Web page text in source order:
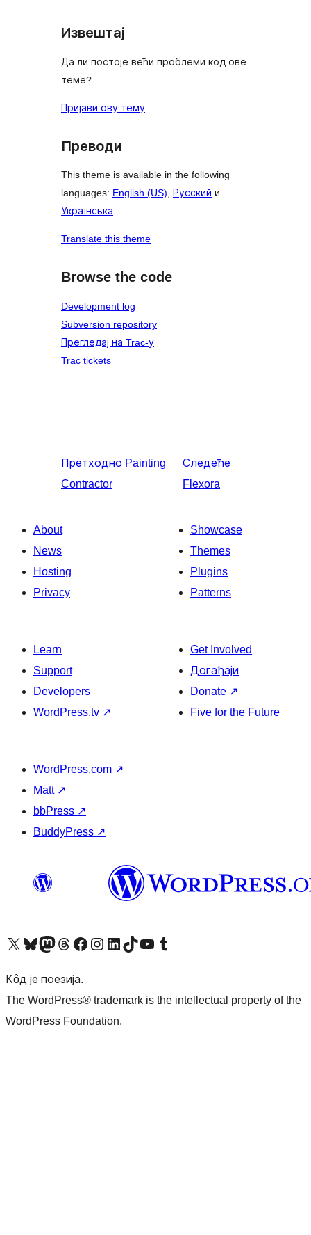
Извештај
Да ли постоје већи проблеми код ове
теме?
Пријави ову тему
Преводи
This theme is available in the following
languages: English (US), Русский и
Українська.
Translate this theme
Browse the code
Development log
Subversion repository
Прегледај на Trac-у
Trac tickets
Претходно Painting
Contractor
Следеће
Flexora
About
News
Hosting
Privacy
Showcase
Themes
Plugins
Patterns
Learn
Support
Developers
WordPress.tv ↗
Get Involved
Догађаји
Donate ↗
Five for the Future
WordPress.com ↗
Matt ↗
bbPress ↗
BuddyPress ↗
Visit our X (formerly Twitter) account
Посетите наш Bluesky налог
Visit our Mastodon account
Посетите наш налог на Threads-у Visit our Facebook pageПосетите наш Инстаграм налог
Visit our LinkedIn account
Посетите наш TikTok налог
Visit our YouTube channel
Посетите наш Tumblr налог
Кôд је поезија.
The WordPress® trademark is the intellectual property of the
WordPress Foundation.